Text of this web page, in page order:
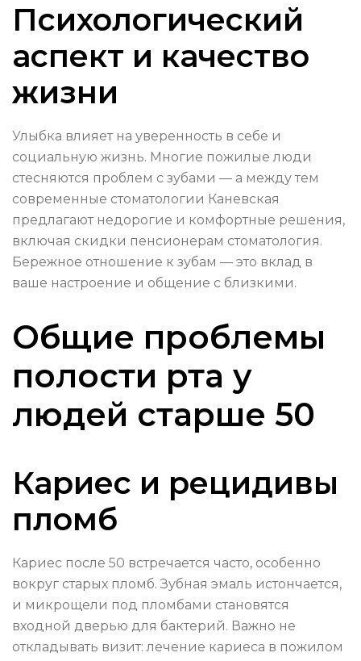
Психологический
аспект и качество
жизни
Улыбка влияет на уверенность в себе и
социальную жизнь. Многие пожилые люди
стесняются проблем с зубами — а между тем
современные стоматологии Каневская
предлагают недорогие и комфортные решения,
включая скидки пенсионерам стоматология.
Бережное отношение к зубам — это вклад в
ваше настроение и общение с близкими.
Общие проблемы
полости рта у
людей старше 50
Кариес и рецидивы
пломб
Кариес после 50 встречается часто, особенно
вокруг старых пломб. Зубная эмаль истончается,
и микрощели под пломбами становятся
входной дверью для бактерий. Важно не
откладывать визит: лечение кариеса в пожилом